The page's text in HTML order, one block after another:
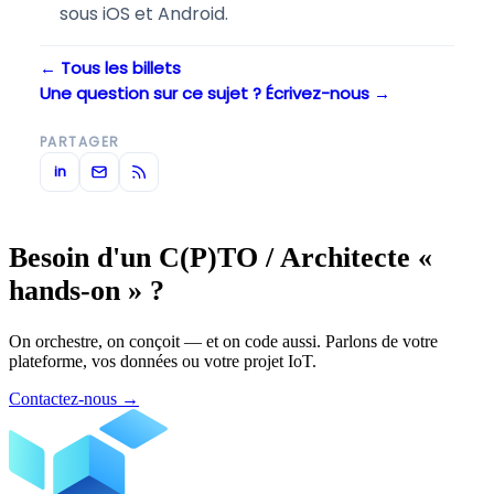
sous iOS et Android.
← Tous les billets
Une question sur ce sujet ? Écrivez-nous →
PARTAGER
in
Besoin d'un C(P)TO / Architecte «
hands-on » ?
On orchestre, on conçoit — et on code aussi. Parlons de votre
plateforme, vos données ou votre projet IoT.
Contactez-nous →